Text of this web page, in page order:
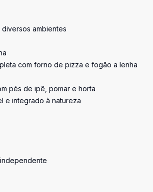
ambientes
com forno de pizza e fogão a lenha
pés de ipê, pomar e horta
e integrado à natureza